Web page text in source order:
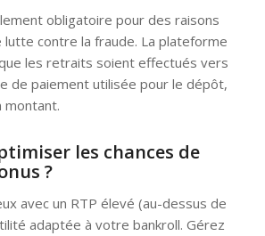
obligatoire pour des raisons
contre la fraude. La plateforme
les retraits soient effectués vers
de paiement utilisée pour le dépôt,
montant.
les chances de
?
avec un RTP élevé (au-dessus de
adaptée à votre bankroll. Gérez